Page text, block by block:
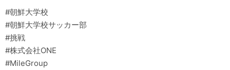
#朝鮮大学校
#朝鮮大学校サッカー部
#挑戦
#株式会社ONE
#MileGroup